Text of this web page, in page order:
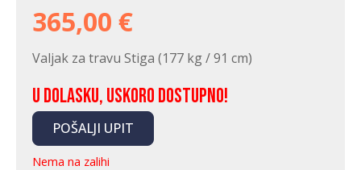
365,00 €
Valjak za travu Stiga (177 kg / 91 cm)
U dolasku, uskoro dostupno!
POŠALJI UPIT
Nema na zalihi